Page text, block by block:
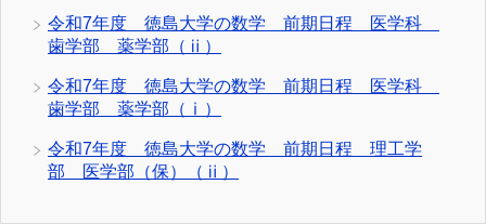
令和7年度 徳島大学の数学 前期日程 医学科
歯学部 薬学部（ⅱ）
令和7年度 徳島大学の数学 前期日程 医学科
歯学部 薬学部（ⅰ）
令和7年度 徳島大学の数学 前期日程 理工学
部 医学部（保）（ⅱ）